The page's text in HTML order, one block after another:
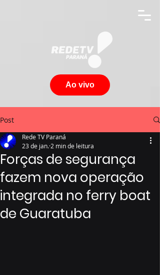
Ao vivo
Post
Forças de segurança
fazem nova operação
integrada no ferry boat
de Guaratuba
Rede TV Paraná
23 de jan. 2 min de leitura